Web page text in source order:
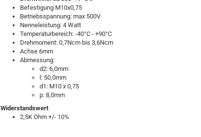
Befestigung M10x0,75
Betriebsspannung: max 500V
Nenneleistung: 4 Watt
Temperaturbereich: -40°C - +90°C
Drehmoment: 0,7Ncm bis 3,6Ncm
Achse 6mm
Abmessung:
d2: 6,0mm
l: 50,0mm
d1: M10 x 0,75
p: 8,0mm
Widerstandswert
2,5K Ohm +/- 10%